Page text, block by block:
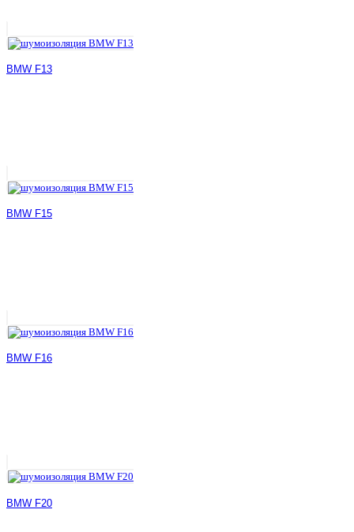
BMW F13
BMW F15
BMW F16
BMW F20